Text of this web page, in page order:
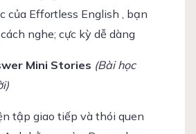
của Effortless English , bạn
nghe; cực kỳ dễ dàng
Mini Stories (Bài học
tập giao tiếp và thói quen